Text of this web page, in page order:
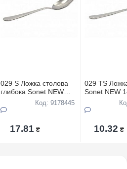
029 S Ложка столова
глибока Sonet NEW
Код: 9178445
17.81 ₴
029 TS
Sonet NEW
10.32 ₴